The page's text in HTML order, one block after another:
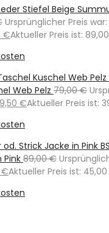
Ursprünglicher Preis war:
€Aktueller Preis ist:
Web Pelz 79,00€
€Aktueller Preis ist:
Pink 89,00€
€Aktueller Preis ist: